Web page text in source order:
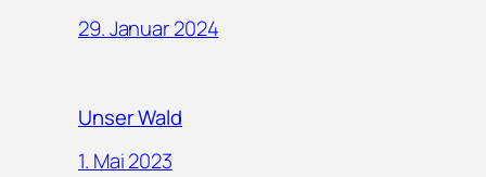
29. Januar 2024
Unser Wald
1. Mai 2023